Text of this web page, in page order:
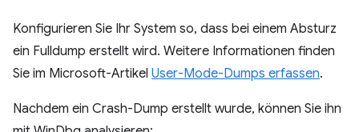
Konfigurieren Sie Ihr System so, dass bei einem Absturz
ein Fulldump erstellt wird. Weitere Informationen finden
Sie im Microsoft-Artikel User-Mode-Dumps erfassen.
Nachdem ein Crash-Dump erstellt wurde, können Sie ihn